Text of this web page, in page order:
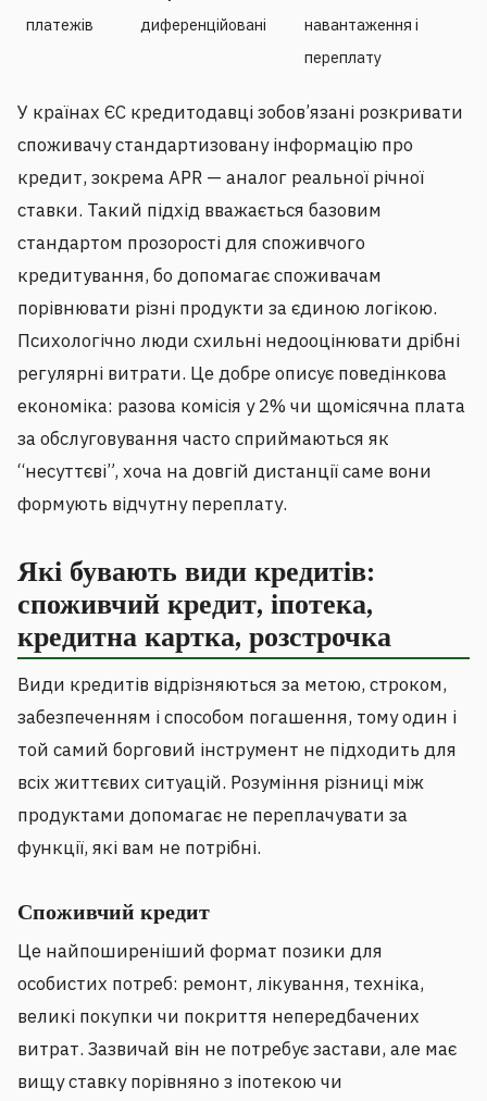
платежів
диференційовані
навантаження і
переплату
У країнах ЄС кредитодавці зобов’язані розкривати
споживачу стандартизовану інформацію про
кредит, зокрема APR — аналог реальної річної
ставки. Такий підхід вважається базовим
стандартом прозорості для споживчого
кредитування, бо допомагає споживачам
порівнювати різні продукти за єдиною логікою.
Психологічно люди схильні недооцінювати дрібні
регулярні витрати. Це добре описує поведінкова
економіка: разова комісія у 2% чи щомісячна плата
за обслуговування часто сприймаються як
“несуттєві”, хоча на довгій дистанції саме вони
формують відчутну переплату.
Які бувають види кредитів:
споживчий кредит, іпотека,
кредитна картка, розстрочка
Види кредитів відрізняються за метою, строком,
забезпеченням і способом погашення, тому один і
той самий борговий інструмент не підходить для
всіх життєвих ситуацій. Розуміння різниці між
продуктами допомагає не переплачувати за
функції, які вам не потрібні.
Споживчий кредит
Це найпоширеніший формат позики для
особистих потреб: ремонт, лікування, техніка,
великі покупки чи покриття непередбачених
витрат. Зазвичай він не потребує застави, але має
вищу ставку порівняно з іпотекою чи